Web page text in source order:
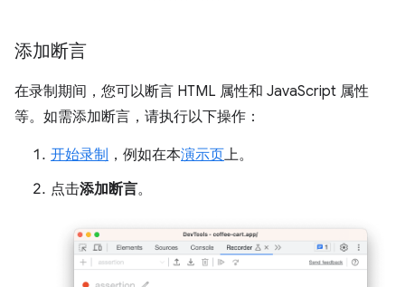
添加断言
在录制期间，您可以断言 HTML 属性和 JavaScript 属性
等。如需添加断言，请执行以下操作：
开始录制 ，例如在本演示页上。
点击添加断言。